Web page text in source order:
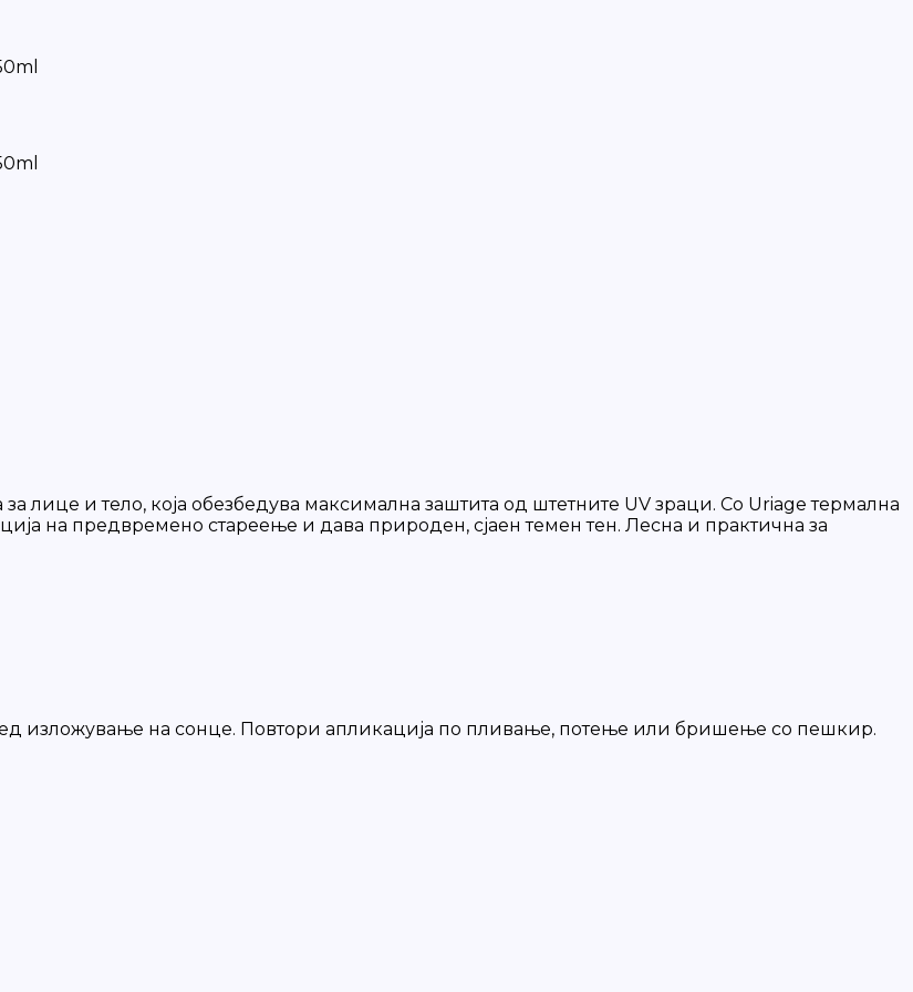
лице и тело, која обезбедува максимална заштита од штетните UV зраци. Со Uriage термална
на предвремено стареење и дава природен, сјаен темен тен. Лесна и практична за
изложување на сонце. Повтори апликација по пливање, потење или бришење со пешкир.